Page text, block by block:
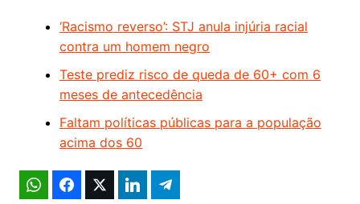
‘Racismo reverso’: STJ anula injúria racial
contra um homem negro
Teste prediz risco de queda de 60+ com 6
meses de antecedência
Faltam políticas públicas para a população
acima dos 60